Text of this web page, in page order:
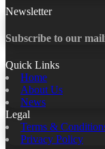
Newsletter
Subscribe to our
Quick Links
Home
About Us
News
Legal
Terms &
Privacy Policy